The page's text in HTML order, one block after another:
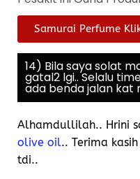
Samurai Perfume
14) Bila saya solat
gatal2 lgi.. Selalu
ada benda jalan kat
Alhamdullilah.. Hrini
olive oil.. Terima
tdi..